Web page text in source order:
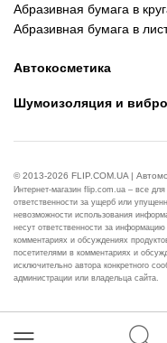
Абразивная бумага в
Абразивная бумага в
Автокосметика
Шумоизоляция и
© 2013-2026 FLIP.COM.UA |
Интернет-магазин flip.com.ua – все
ответственности за ущерб или
невозможности использования
несут ответственности за
комментариях и обсуждениях
посетителями в комментариях и
исключительно автора конкретного
администрации или владельца сайта.